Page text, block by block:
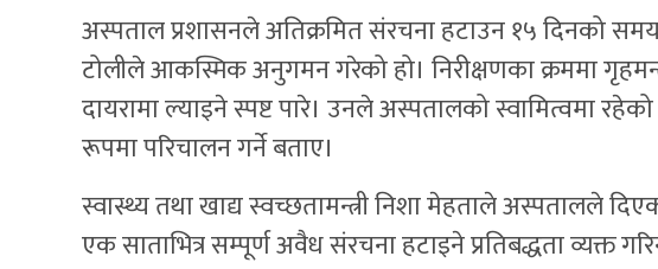
अस्पताल प्रशासनले अतिक्रमित संरचना हटाउन १५ दिनको
टोलीले आकस्मिक अनुगमन गरेको हो। निरीक्षणका क्रममा
दायरामा ल्याइने स्पष्ट पारे। उनले अस्पतालको स्वामित्वमा
रूपमा परिचालन गर्ने बताए।
स्वास्थ्य तथा खाद्य स्वच्छतामन्त्री निशा मेहताले अस्पतालले
एक साताभित्र सम्पूर्ण अवैध संरचना हटाइने प्रतिबद्धता व्यक्त